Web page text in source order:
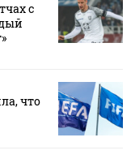
с
что